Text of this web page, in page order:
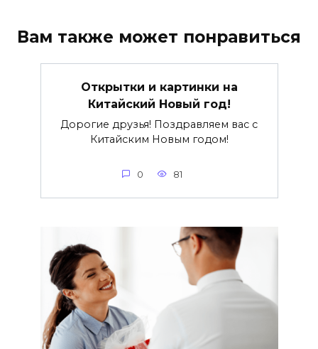
Вам также может понравиться
Открытки и картинки на
Китайский Новый год!
Дорогие друзья! Поздравляем вас с
Китайским Новым годом!
0 81